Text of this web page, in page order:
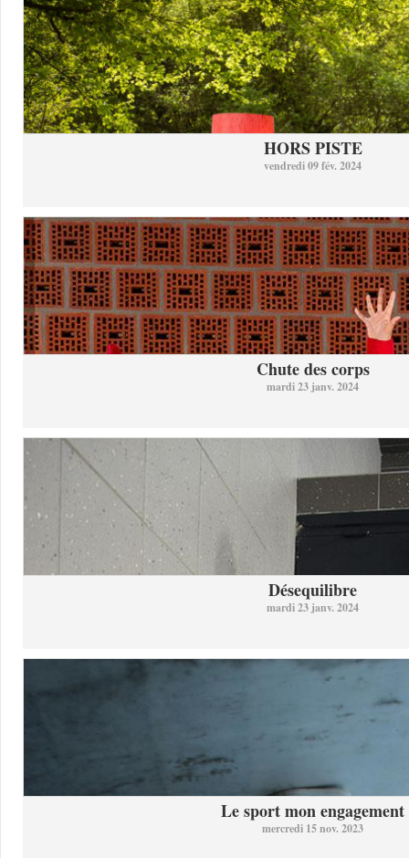
HORS PISTE
vendredi 09 fév. 2024
Chute des corps
mardi 23 janv. 2024
Désequilibre
mardi 23 janv. 2024
Le sport mon engagement
mercredi 15 nov. 2023